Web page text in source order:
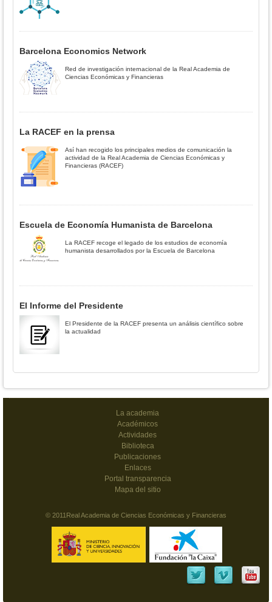
Barcelona Economics Network
Red de investigación internacional de la Real Academia de
Ciencias Económicas y Financieras
La RACEF en la prensa
Así han recogido los principales medios de comunicación la
actividad de la Real Academia de Ciencias Económicas y
Financieras (RACEF)
Escuela de Economía Humanista de Barcelona
La RACEF recoge el legado de los estudios de economía
humanista desarrollados por la Escuela de Barcelona
El Informe del Presidente
El Presidente de la RACEF presenta un análisis científico sobre
la actualidad
La academia
Académicos
Actividades
Biblioteca
Publicaciones
Enlaces
Portal transparencia
Mapa del sitio
© 2011Real Academia de Ciencias Económicas y Financieras